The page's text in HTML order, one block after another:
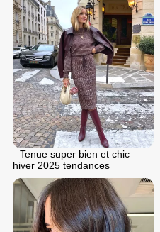
Tenue super bien et chic
hiver 2025 tendances